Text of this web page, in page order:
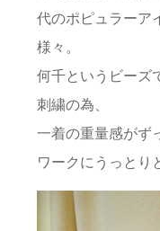
代のポピュラーア
様々。
何千というビーズ
刺繍の為、
一着の重量感がず
ワークにうっとり